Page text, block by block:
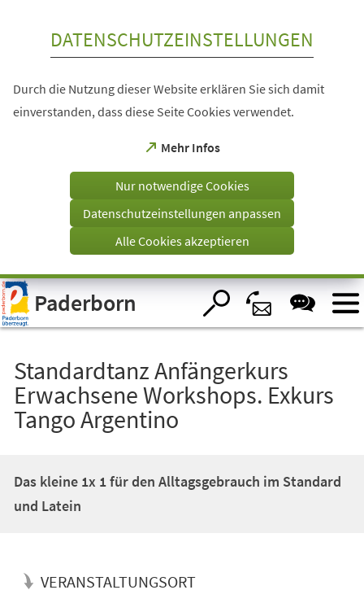
Visuelle
Assistenzsoftware
öffnen.
DATENSCHUTZEINSTELLUNGEN
Durch die Nutzung dieser Website erklären Sie sich damit
einverstanden, dass diese Seite Cookies verwendet.
Mehr Infos
(Öffnet
einem
Tab)
Nur notwendige Cookies
Datenschutzeinstellungen anpassen
Alle Cookies akzeptieren
Paderborn
Standardtanz Anfängerkurs
Erwachsene Workshops. Exkurs
Tango Argentino
Das kleine 1x 1 für den Alltagsgebrauch im Standard
und Latein
VERANSTALTUNGSORT